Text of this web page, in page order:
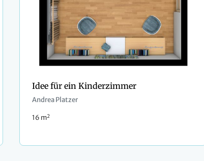
Idee für ein Kinderzimmer
Andrea Platzer
16 m2